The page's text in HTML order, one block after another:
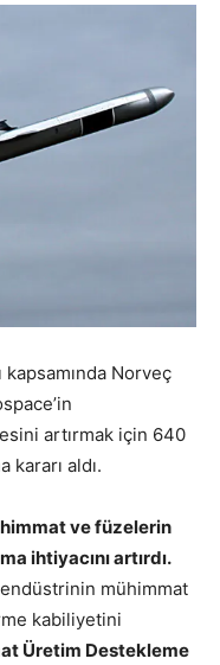
Norveç
artırmak için 640
kararı aldı.
ve füzelerin
ihtiyacını artırdı.
mühimmat
kabiliyetini
Üretim Destekleme